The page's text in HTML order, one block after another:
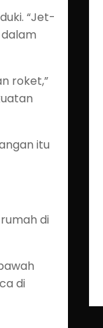
“Jet-
roket,”
itu
di
di